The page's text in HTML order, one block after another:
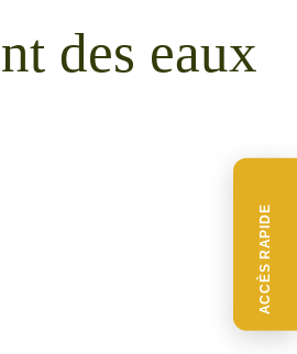
ACCÈS RAPIDE
des eaux